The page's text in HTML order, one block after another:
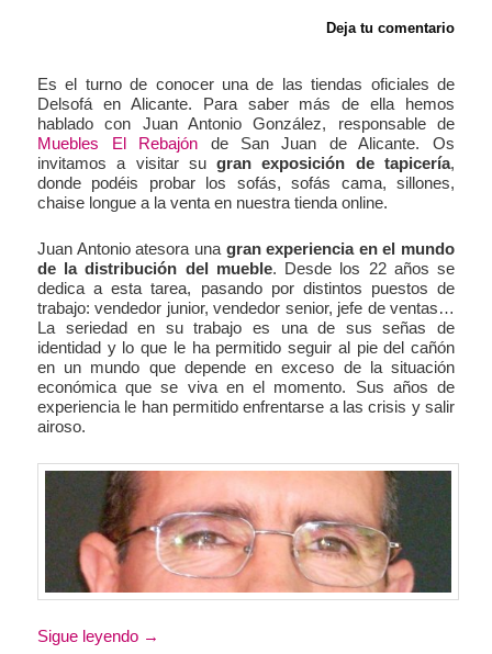
Deja tu comentario
Es el turno de conocer una de las tiendas oficiales de
Delsofá en Alicante. Para saber más de ella hemos
hablado con Juan Antonio González, responsable de
Muebles El Rebajón de San Juan de Alicante. Os
invitamos a visitar sugran exposición de tapicería,
donde podéis probar los sofás, sofás cama, sillones,
chaise longue a la venta en nuestra tienda online.
Juan Antonio atesora una gran experiencia en el mundo
de la distribución del mueble. Desde los 22 años se
dedica a esta tarea, pasando por distintos puestos de
trabajo: vendedor junior, vendedor senior, jefe de ventas…
La seriedad en su trabajo es una de sus señas de
identidad y lo que le ha permitido seguir al pie del cañón
en un mundo que depende en exceso de la situación
económica que se viva en el momento. Sus años de
experiencia le han permitido enfrentarse a las crisis y salir
airoso.
Sigue leyendo →